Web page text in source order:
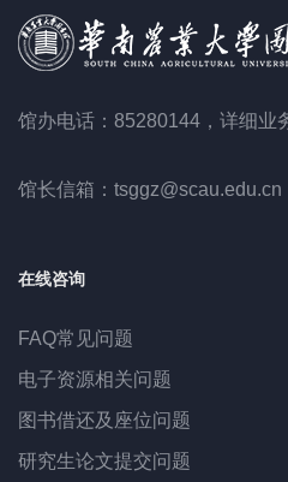
馆办电话：85280144，详细业
馆长信箱：tsggz@scau.edu.cn
在线咨询
FAQ常见问题
电子资源相关问题
图书借还及座位问题
研究生论文提交问题